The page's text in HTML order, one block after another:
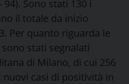
Sono stati 130 i
il totale da inizio
Per quanto riguarda le
stati segnalati
di Milano, di cui 256
nuovi casi di positività in